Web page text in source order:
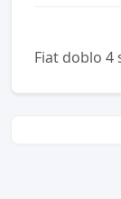
Fiat doblo 4